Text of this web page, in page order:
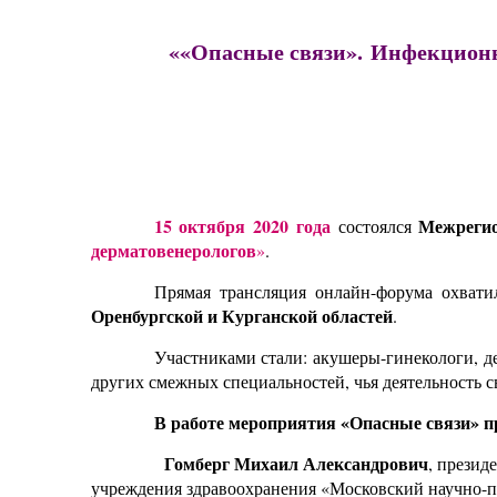
««Опасные связи».
15 октября 2020 года состоялся
дерматовенерологов».
Прямая трансляция онлайн-форума
Оренбургской и Курганской областей.
Участниками стали: акушеры-гинекологи,
других смежных специальностей, чья
В работе мероприятия «Опасные связи»
Гомберг Михаил Александрович,
учреждения здравоохранения «Московский